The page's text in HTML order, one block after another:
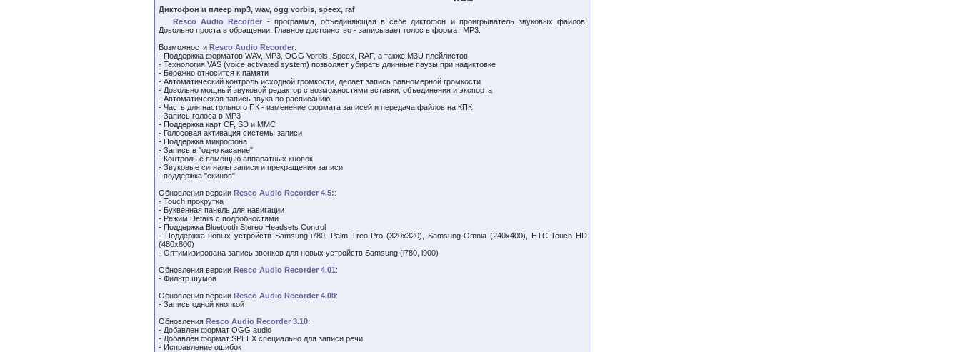
Диктофон и плеер mp3, wav, ogg vorbis, speex, raf
Resco Audio Recorder - программа, объединяющая в себе диктофон и проигрыватель звуковых файлов.
Довольно проста в обращении. Главное достоинство - записывает голос в формат MP3.
Возможности Resco Audio Recorder:
- Поддержка форматов WAV, MP3, OGG Vorbis, Speex, RAF, а также M3U плейлистов
- Технология VAS (voice activated system) позволяет убирать длинные паузы при надиктовке
- Бережно относится к памяти
- Автоматический контроль исходной громкости, делает запись равномерной громкости
- Довольно мощный звуковой редактор с возможностями вставки, объединения и экспорта
- Автоматическая запись звука по расписанию
- Часть для настольного ПК - изменение формата записей и передача файлов на КПК
- Запись голоса в MP3
- Поддержка карт CF, SD и MMC
- Голосовая активация системы записи
- Поддержка микрофона
- Запись в "одно касание"
- Контроль с помощью аппаратных кнопок
- Звуковые сигналы записи и прекращения записи
- поддержка "скинов"
Обновления версии Resco Audio Recorder 4.5::
- Touch прокрутка
- Буквенная панель для навигации
- Режим Details с подробностями
- Поддержка Bluetooth Stereo Headsets Control
- Поддержка новых устройств Samsung i780, Palm Treo Pro (320x320), Samsung Omnia (240x400), HTC Touch HD
(480x800)
- Оптимизирована запись звонков для новых устройств Samsung (i780, i900)
Обновления версии Resco Audio Recorder 4.01:
- Фильтр шумов
Обновления версии Resco Audio Recorder 4.00:
- Запись одной кнопкой
Обновления Resco Audio Recorder 3.10:
- Добавлен формат OGG audio
- Добавлен формат SPEEX специально для записи речи
- Исправление ошибок